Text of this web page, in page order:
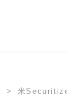
米Securitize